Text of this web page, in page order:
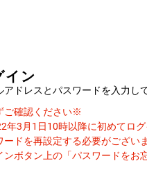
イン
アドレスとパスワードを入力し
ご確認ください※
年3月1日10時以降に初めてロ
ードを再設定する必要がございま
ンボタン上の「パスワードをお